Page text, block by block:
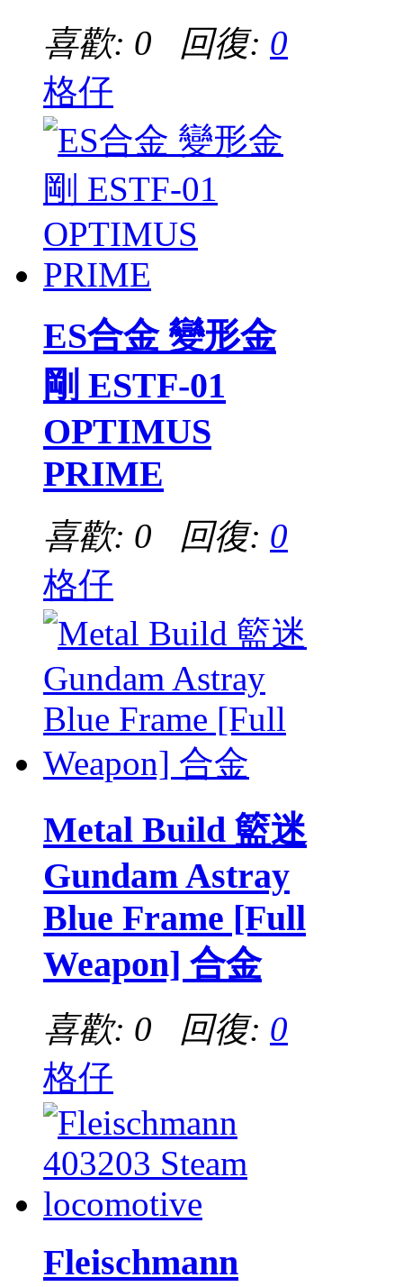
喜歡: 0 回復: 0
格仔
ES合金 變形金
剛 ESTF-01
OPTIMUS
PRIME
喜歡: 0 回復: 0
格仔
Metal Build 籃迷
Gundam Astray
Blue Frame [Full
Weapon] 合金
喜歡: 0 回復: 0
格仔
Fleischmann